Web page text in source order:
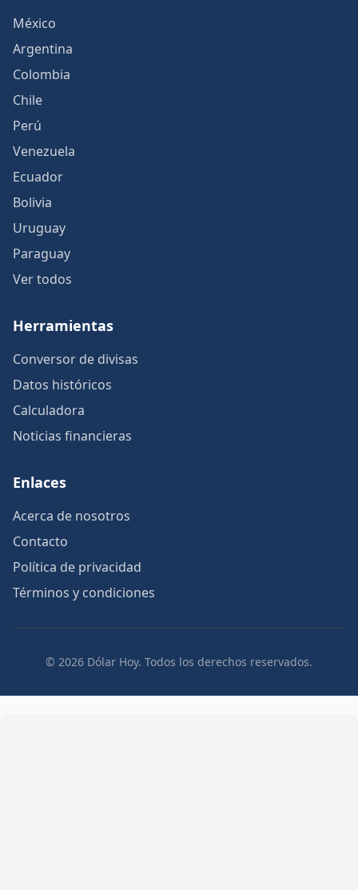
México
Argentina
Colombia
Chile
Perú
Venezuela
Ecuador
Bolivia
Uruguay
Paraguay
Ver todos
Herramientas
Conversor de divisas
Datos históricos
Calculadora
Noticias financieras
Enlaces
Acerca de nosotros
Contacto
Política de privacidad
Términos y condiciones
© 2026 Dólar Hoy. Todos los derechos reservados.